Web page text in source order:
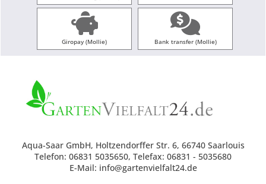
Giropay (Mollie) Bank transfer (Mollie)
Aqua-Saar GmbH, Holtzendorffer Str. 6, 66740 Saarlouis
Telefon: 06831 5035650, Telefax: 06831 - 5035680
E-Mail: info@gartenvielfalt24.de